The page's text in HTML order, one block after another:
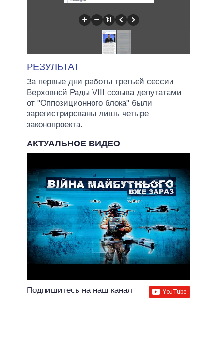
РЕЗУЛЬТАТ
За первые дни работы третьей сессии
Верховной Рады VIII созыва депутатами
от "Оппозиционного блока" были
зарегистрированы лишь четыре
законопроекта.
АКТУАЛЬНОЕ ВИДЕО
Подпишитесь на наш канал